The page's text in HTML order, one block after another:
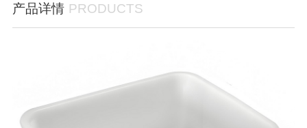
产品详情 PRODUCTS